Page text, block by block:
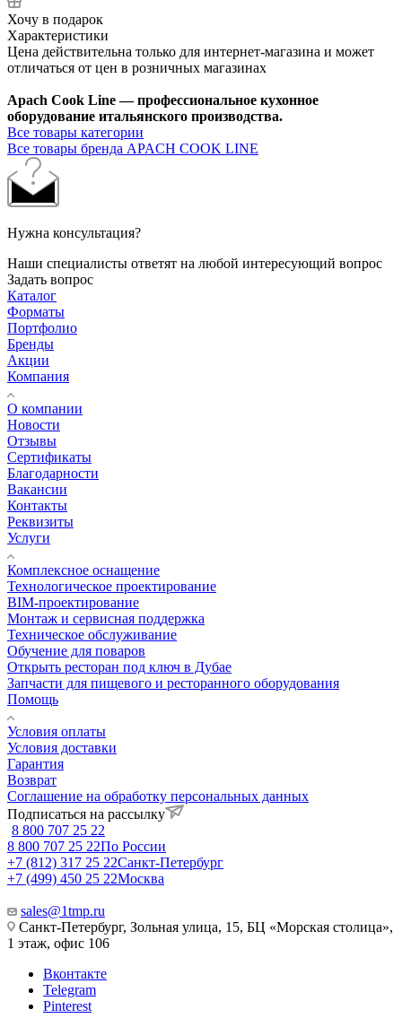
Хочу в подарок
Характеристики
Цена действительна только для интернет-магазина и может
отличаться от цен в розничных магазинах
Apach Cook Line — профессиональное кухонное
оборудование итальянского производства.
Все товары категории
Все товары бренда APACH COOK LINE
Нужна консультация?
Наши специалисты ответят на любой интересующий вопрос
Задать вопрос
Каталог
Форматы
Портфолио
Бренды
Акции
Компания
О компании
Новости
Отзывы
Сертификаты
Благодарности
Вакансии
Контакты
Реквизиты
Услуги
Комплексное оснащение
Технологическое проектирование
BIM-проектирование
Монтаж и сервисная поддержка
Техническое обслуживание
Обучение для поваров
Открыть ресторан под ключ в Дубае
Запчасти для пищевого и ресторанного оборудования
Помощь
Условия оплаты
Условия доставки
Гарантия
Возврат
Соглашение на обработку персональных данных
Подписаться на рассылку
8 800 707 25 22
8 800 707 25 22По России
+7 (812) 317 25 22Санкт-Петербург
+7 (499) 450 25 22Москва
sales@1tmp.ru
Санкт-Петербург, Зольная улица, 15, БЦ «Морская столица»,
1 этаж, офис 106
Вконтакте
Telegram
Pinterest